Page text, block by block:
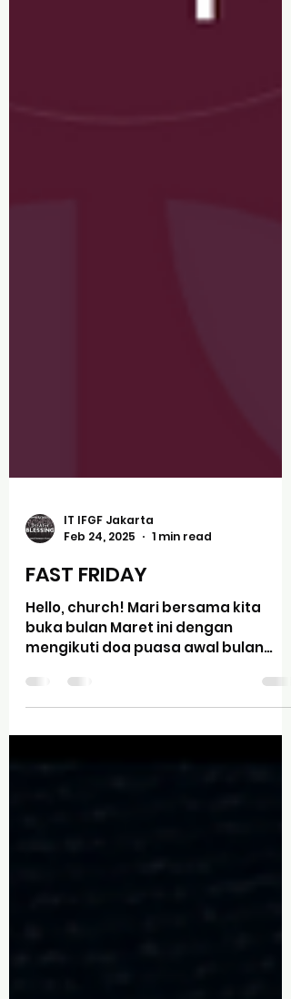
IT IFGF Jakarta
Feb 24, 2025
1 min read
FAST FRIDAY
buka bulan Maret ini dengan
mengikuti doa puasa awal bulan
yaitu #FastFriday dengan tema